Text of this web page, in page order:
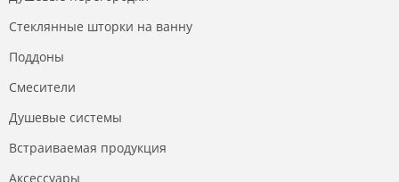
Стеклянные шторки на ванну
Поддоны
Смесители
Душевые системы
Встраиваемая продукция
Аксессуары